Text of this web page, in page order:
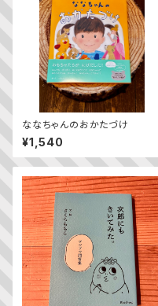
ななちゃんのおかたづけ
¥1,540